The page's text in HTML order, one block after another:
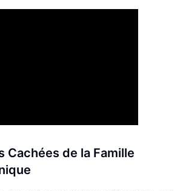
Cachées de la Famille